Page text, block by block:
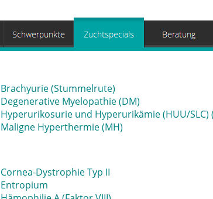
Brachyurie (Stummelrute)
Degenerative Myelopathie (DM)
Hyperurikosurie und Hyperurikämie (HUU/
Maligne Hyperthermie (MH)
Cornea-Dystrophie Typ II
Entropium